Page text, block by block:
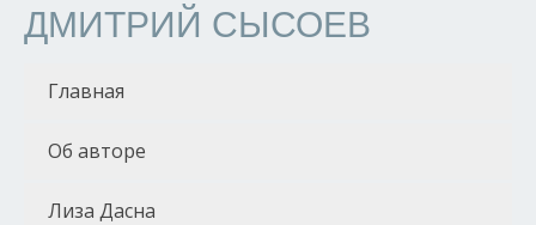
ДМИТРИЙ СЫСОЕВ
Главная
Об авторе
Лиза Дасна